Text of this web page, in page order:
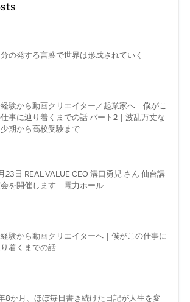
の発する言葉で世界は形成されていく
験から動画クリエイター／起業家へ｜僕がこ
事に辿り着くまでの話 パート2｜波乱万丈な
期から高校受験まで
23日 REAL VALUE CEO 溝口勇児 さん 仙台講
を開催します｜電力ホール
験から動画クリエイターへ｜僕がこの仕事に
着くまでの話
8か月、ほぼ毎日書き続けた日記が人生を変